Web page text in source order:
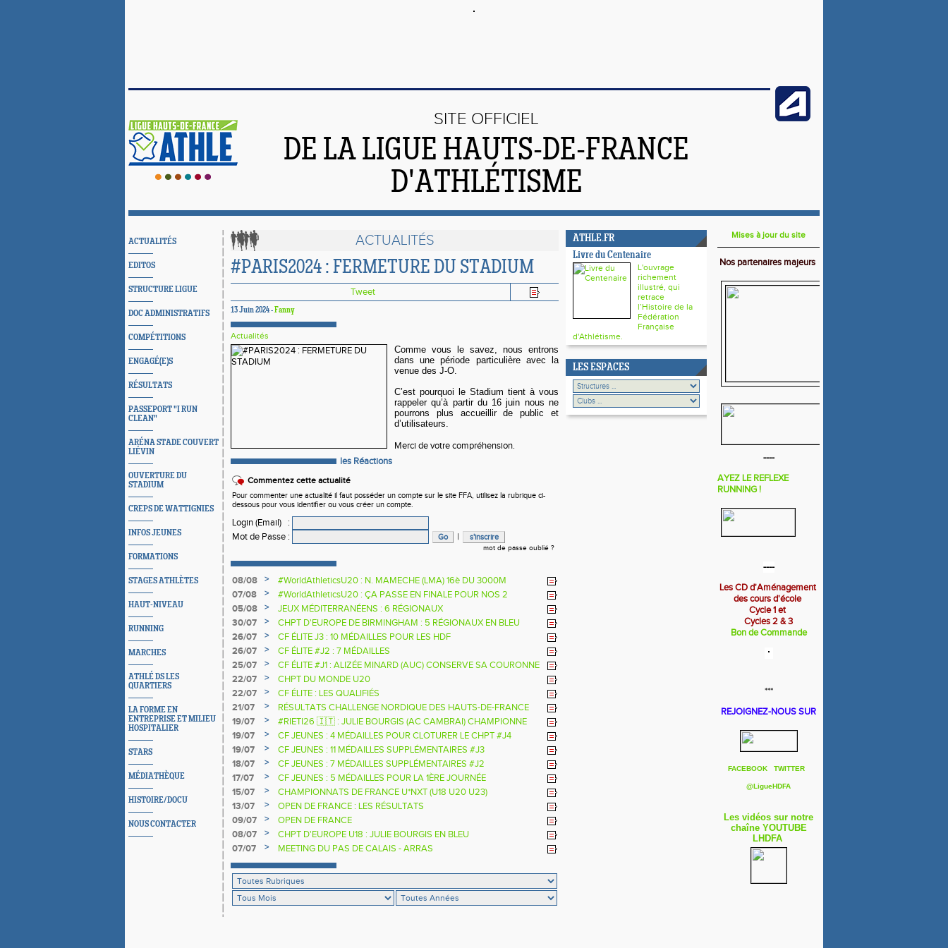
SITE OFFICIEL
DE LA LIGUE HAUTS-DE-FRANCE
D'ATHLÉTISME
ACTUALITÉS
EDITOS
STRUCTURE LIGUE
DOC ADMINISTRATIFS
COMPÉTITIONS
ENGAGÉ(E)S
RÉSULTATS
PASSEPORT "I RUN
CLEAN"
ARÉNA STADE COUVERT
LIÉVIN
OUVERTURE DU
STADIUM
CREPS DE WATTIGNIES
INFOS JEUNES
FORMATIONS
STAGES ATHLÈTES
HAUT-NIVEAU
RUNNING
MARCHES
ATHLÉ DS LES
QUARTIERS
LA FORME EN
ENTREPRISE ET MILIEU
HOSPITALIER
STARS
MÉDIATHÈQUE
HISTOIRE/DOCU
NOUS CONTACTER
ACTUALITÉS
#PARIS2024 : FERMETURE DU STADIUM
Tweet
13 Juin 2024 -Fanny
Actualités
Comme vous le savez, nous entrons
dans une période particulière avec la
venue des J-O.
C’est pourquoi le Stadium tient à vous
rappeler qu’à partir du 16 juin nous ne
pourrons plus accueillir de public et
d’utilisateurs.
Merci de votre compréhension.
les Réactions
Commentez cette actualité
Pour commenter une actualité il faut posséder un compte sur le site FFA, utilisez la rubrique ci-
dessous pour vous identifier ou vous créer un compte.
Login (Email)
:
Mot de Passe : |
mot de passe oublié ?
08/08 >
#WorldAthleticsU20 : N. MAMECHE (LMA) 16è DU 3000M
07/08
>
#WorldAthleticsU20 : ÇA PASSE EN FINALE POUR NOS 2
SAUTEURS
05/08 >
JEUX MÉDITERRANÉENS : 6 RÉGIONAUX
30/07
>
CHPT D'EUROPE DE BIRMINGHAM : 5 RÉGIONAUX EN BLEU
26/07
>
CF ÉLITE J3 : 10 MÉDAILLES POUR LES HDF
26/07
>
CF ÉLITE #J2 : 7 MÉDAILLES
25/07
>
CF ÉLITE #J1 : ALIZÉE MINARD (AUC) CONSERVE SA COURONNE
NATIONALE
22/07 >
CHPT DU MONDE U20
22/07
>
CF ÉLITE : LES QUALIFIÉS
21/07
>
RÉSULTATS CHALLENGE NORDIQUE DES HAUTS-DE-FRANCE
2025 2026
19/07 >
#RIETI26 🇮🇹 : JULIE BOURGIS (AC CAMBRAI) CHAMPIONNE
D'EUROPE U18 DE LA PERCHE
19/07 >
CF JEUNES : 4 MÉDAILLES POUR CLOTURER LE CHPT #J4
19/07
>
CF JEUNES : 11 MÉDAILLES SUPPLÉMENTAIRES #J3
18/07
>
CF JEUNES : 7 MÉDAILLES SUPPLÉMENTAIRES #J2
17/07
>
CF JEUNES : 5 MÉDAILLES POUR LA 1ÈRE JOURNÉE
15/07
>
CHAMPIONNATS DE FRANCE U*NXT (U18 U20 U23)
13/07
>
OPEN DE FRANCE : LES RÉSULTATS
09/07
>
OPEN DE FRANCE
08/07
>
CHPT D'EUROPE U18 : JULIE BOURGIS EN BLEU
07/07
> MEETING DU PAS DE CALAIS - ARRAS
ATHLE.FR
Livre du Centenaire
L'ouvrage
richement
illustré, qui
retrace
l’Histoire de la
Fédération
Française
d'Athlétisme.
LES ESPACES
Mises à jour du site
Nos partenaires majeurs
----
AYEZ LE REFLEXE
RUNNING !
----
Les CD d'Aménagement
des cours d'école
Cycle 1 et
Cycles 2 & 3
Bon de Commande
***
REJOIGNEZ-NOUS SUR
FACEBOOK TWITTER
@LigueHDFA
Les vidéos sur notre
chaîne YOUTUBE
LHDFA